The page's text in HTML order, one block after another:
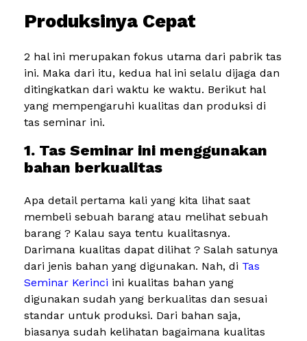
Produksinya Cepat
2 hal ini merupakan fokus utama dari pabrik tas
ini. Maka dari itu, kedua hal ini selalu dijaga dan
ditingkatkan dari waktu ke waktu. Berikut hal
yang mempengaruhi kualitas dan produksi di
tas seminar ini.
1. Tas Seminar ini menggunakan
bahan berkualitas
Apa detail pertama kali yang kita lihat saat
membeli sebuah barang atau melihat sebuah
barang ? Kalau saya tentu kualitasnya.
Darimana kualitas dapat dilihat ? Salah satunya
dari jenis bahan yang digunakan. Nah, di Tas
Seminar Kerinci ini kualitas bahan yang
digunakan sudah yang berkualitas dan sesuai
standar untuk produksi. Dari bahan saja,
biasanya sudah kelihatan bagaimana kualitas